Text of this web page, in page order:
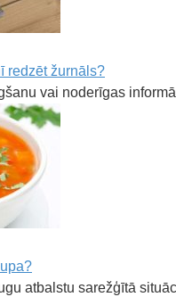
redzēt žurnāls?
vai noderīgas
atbalstu sarežģītā